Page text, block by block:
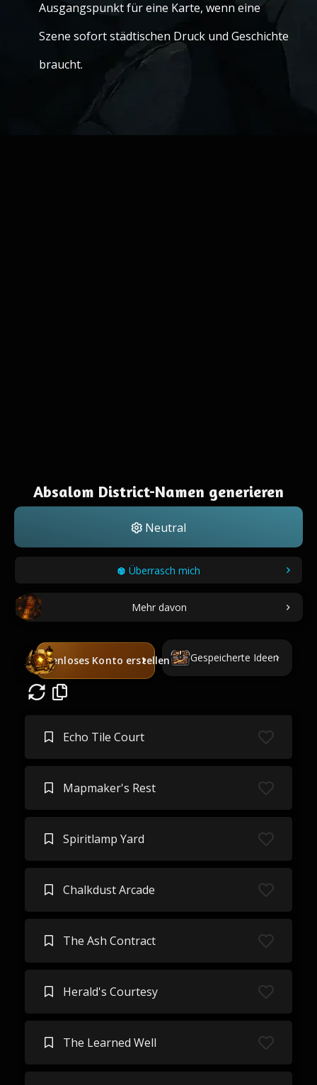
Ausgangspunkt für eine Karte, wenn eine
Szene sofort städtischen Druck und Geschichte
braucht.
Absalom District-Namen generieren
Neutral
Überrasch mich
Mehr davon
Kostenloses Konto erstellen Gespeicherte Ideen
Echo Tile Court
Mapmaker's Rest
Spiritlamp Yard
Chalkdust Arcade
The Ash Contract
Herald's Courtesy
The Learned Well